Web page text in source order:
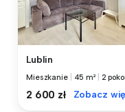
Lublin
Mieszkanie 45 m² 2 pokoi
2 600 zł Zobacz